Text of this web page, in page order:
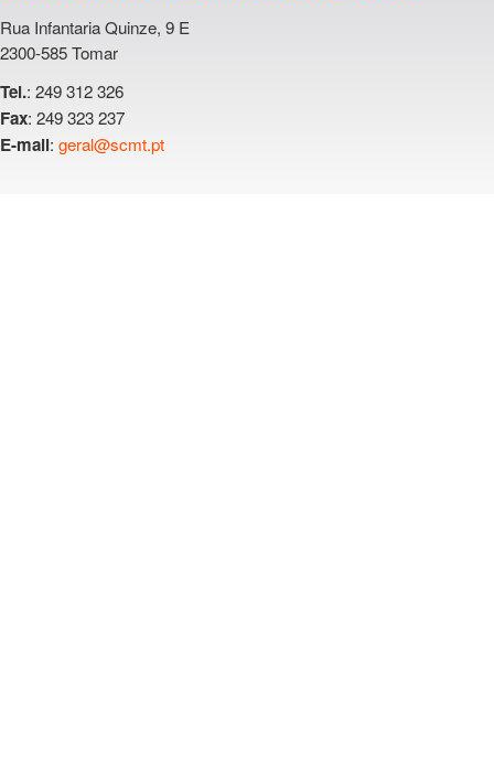
Rua Infantaria Quinze, 9 E
2300-585 Tomar
Tel.: 249 312 326
Fax: 249 323 237
E-mail: geral@scmt.pt